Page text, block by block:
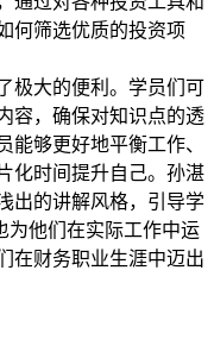
何筛选优质的投资项
极大的便利。学员们可
容，确保对知识点的透
能够更好地平衡工作、
化时间提升自己。孙湛
出的讲解风格，引导学
为他们在实际工作中运
在财务职业生涯中迈出